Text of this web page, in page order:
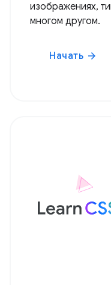
изображениях,
многом другом.
Начать arrow_forward